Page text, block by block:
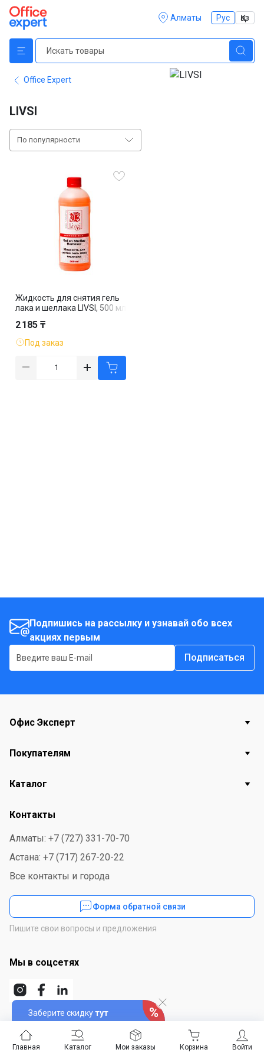
Алматы Рус Қаз
Главная Каталог Войти
Мои заказы Корзина
Office Expert
LIVSI
По популярности
Жидкость для снятия гель
лака и шеллака LIVSI, 500 мл
2 185 ₸
Под заказ
Подпишись на рассылку и узнавай обо всех
акциях первым
Подписаться
Заберите скидкутут
Офис Эксперт
Покупателям
Каталог
Контакты
Алматы: +7 (727) 331-70-70
Астана: +7 (717) 267-20-22
Все контакты и города
Форма обратной связи
Пишите свои вопросы и предложения
Мы в соцсетях